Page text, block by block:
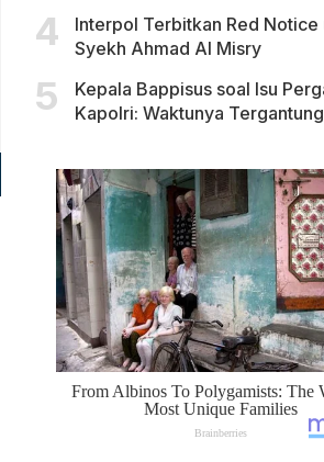
Interpol Terbitkan Red Notice
Syekh Ahmad Al Misry
Kepala Bappisus soal Isu
Kapolri: Waktunya